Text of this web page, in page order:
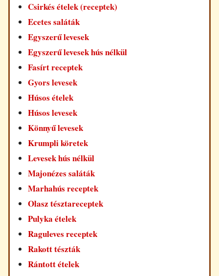
Csirkés ételek (receptek)
Ecetes saláták
Egyszerű levesek
Egyszerű levesek hús nélkül
Fasírt receptek
Gyors levesek
Húsos ételek
Húsos levesek
Könnyű levesek
Krumpli köretek
Levesek hús nélkül
Majonézes saláták
Marhahús receptek
Olasz tésztareceptek
Pulyka ételek
Raguleves receptek
Rakott tészták
Rántott ételek